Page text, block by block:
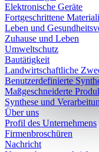
Elektronische Geräte
Fortgeschrittene
Leben und
Zuhause und Leben
Umweltschutz
Bautätigkeit
Landwirtschaftliche
Benutzerdefinierte
Maßgeschneiderte
Synthese und
Über uns
Profil des Unternehmens
Firmenbroschüren
Nachricht